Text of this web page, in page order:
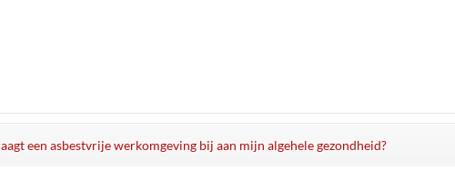
een asbestvrije werkomgeving bij aan mijn algehele gezondheid?